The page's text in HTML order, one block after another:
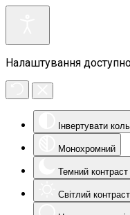
Налаштування
Інвертувати
Монохромний
Темний контраст
Світлий контраст